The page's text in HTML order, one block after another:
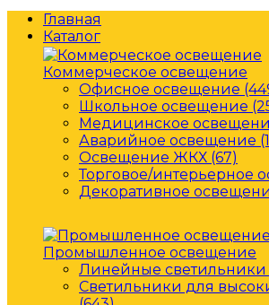
Главная
Каталог
Коммерческое освещение
Офисное освещение
Школьное освещение
Медицинское
Аварийное освещение
Освещение ЖКХ (67)
Торговое/интерьерное
Декоративное
Промышленное освещение
Линейные светильники
Светильники для